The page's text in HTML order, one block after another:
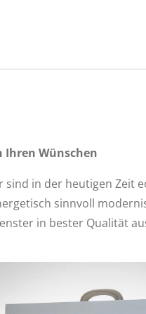
Wünschen
sind in der heutigen Zeit
sinnvoll
in bester Qualität